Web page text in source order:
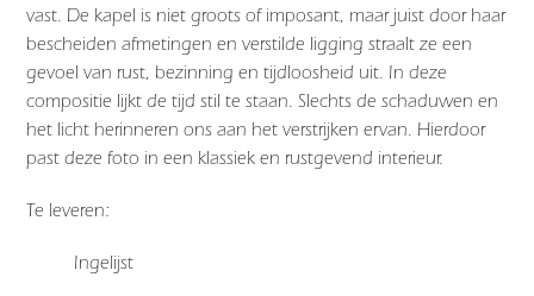
vast. De kapel is niet groots of imposant, maar juist door haar
bescheiden afmetingen en verstilde ligging straalt ze een
gevoel van rust, bezinning en tijdloosheid uit. In deze
compositie lijkt de tijd stil te staan. Slechts de schaduwen en
het licht herinneren ons aan het verstrijken ervan. Hierdoor
past deze foto in een klassiek en rustgevend interieur.
Te leveren:
Ingelijst